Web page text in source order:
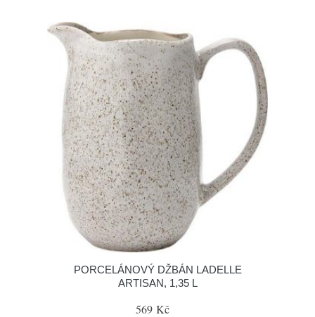
PORCELÁNOVÝ DŽBÁN LADELLE
ARTISAN, 1,35 L
569 Kč